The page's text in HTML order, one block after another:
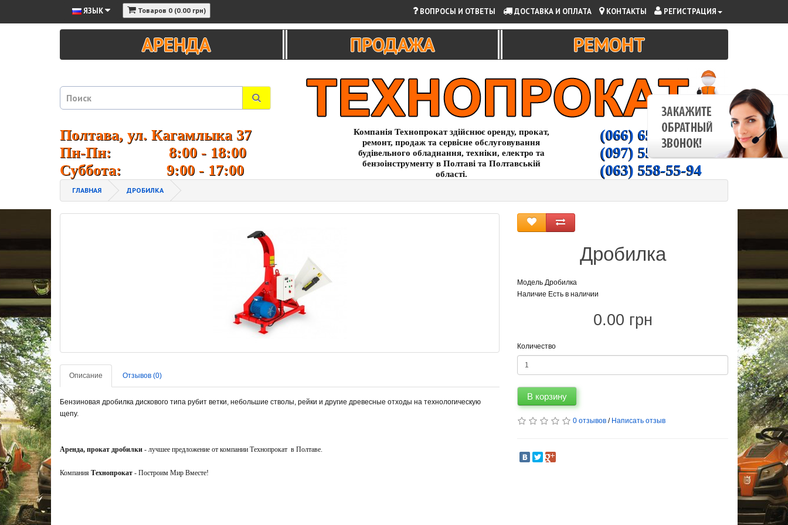
ЯЗЫК Товаров 0 (0.00 грн) ВОПРОСЫ И ОТВЕТЫ ДОСТАВКА И ОПЛАТА КОНТАКТЫ РЕГИСТРАЦИЯ
АРЕНДА ПРОДАЖА РЕМОНТ
Полтава, ул. Кагамлыка 37
Пн-Пн: 8:00 - 18:00
Суббота: 9:00 - 17:00
Компанія Технопрокат здійснює оренду, прокат,
ремонт, продаж та сервісне обслуговування
будівельного обладнання, техніки, електро та
бензоінструменту в Полтаві та Полтавській
області.
(066) 65-000-94
(097) 55-00-266
(063) 558-55-94
ГЛАВНАЯ ДРОБИЛКА
Описание Отзывов (0)
Бензиновая дробилка дискового типа рубит ветки, небольшие стволы, рейки и другие древесные отходы на технологическую
щепу.
Аренда, прокат дробилки - лучшее предложение от компании Технопрокат в Полтаве.
Компания Технопрокат - Построим Мир Вместе!
Дробилка
Модель Дробилка
Наличие Есть в наличии
0.00 грн
Количество
В корзину
0 отзывов / Написать отзыв